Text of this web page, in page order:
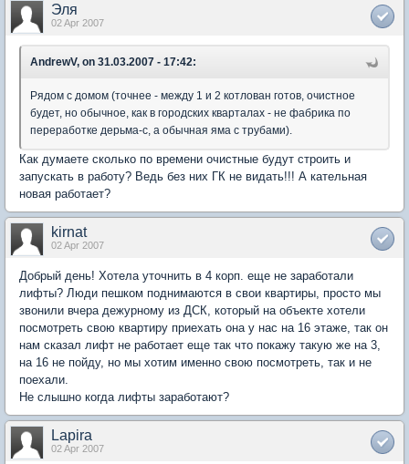
Эля
02 Apr 2007
AndrewV, on 31.03.2007 - 17:42:
Рядом с домом (точнее - между 1 и 2 котлован готов, очистное
будет, но обычное, как в городских кварталах - не фабрика по
переработке дерьма-с, а обычная яма с трубами).
Как думаете сколько по времени очистные будут строить и
запускать в работу? Ведь без них ГК не видать!!! А кательная
новая работает?
kirnat
02 Apr 2007
Добрый день! Хотела уточнить в 4 корп. еще не заработали
лифты? Люди пешком поднимаются в свои квартиры, просто мы
звонили вчера дежурному из ДСК, который на объекте хотели
посмотреть свою квартиру приехать она у нас на 16 этаже, так он
нам сказал лифт не работает еще так что покажу такую же на 3,
на 16 не пойду, но мы хотим именно свою посмотреть, так и не
поехали.
Не слышно когда лифты заработают?
Lapira
02 Apr 2007